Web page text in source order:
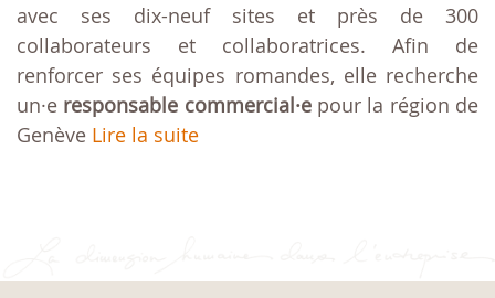
avec ses dix-neuf sites et près de 300
collaborateurs et collaboratrices. Afin de
renforcer ses équipes romandes, elle recherche
un·e responsable commercial·epour la région de
Genève Lire la suite